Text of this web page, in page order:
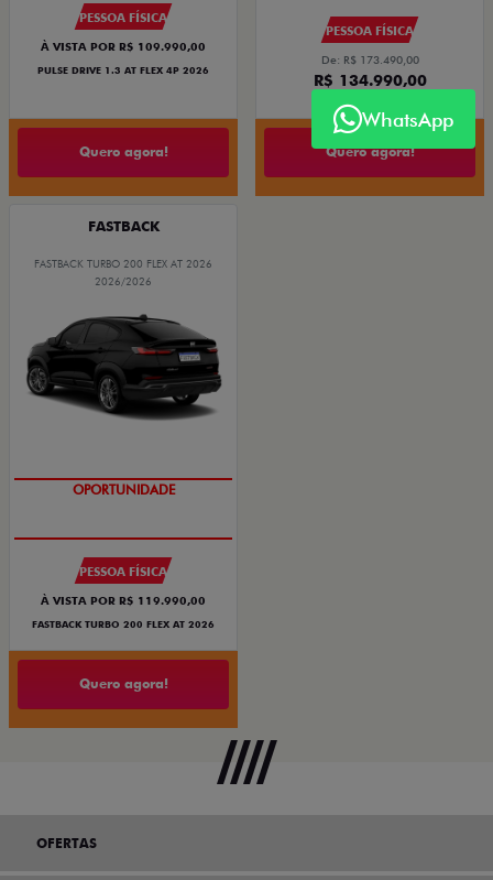
PESSOA FÍSICA
À VISTA POR R$ 109.990,00
PULSE DRIVE 1.3 AT FLEX 4P 2026
Quero agora!
PESSOA FÍSICA
De: R$ 173.490,00
R$ 134.990,00
Quero agora!
FASTBACK
FASTBACK TURBO 200 FLEX AT 2026
2026/2026
OPORTUNIDADE
PESSOA FÍSICA
À VISTA POR R$ 119.990,00
FASTBACK TURBO 200 FLEX AT 2026
Quero agora!
WhatsApp
OFERTAS